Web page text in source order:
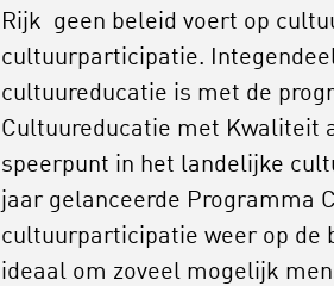
Rijk geen beleid voert op
cultuurparticipatie.
cultuureducatie is met de
Cultuureducatie met Kwaliteit
speerpunt in het landelijke
jaar gelanceerde Programma
cultuurparticipatie weer op de
ideaal om zoveel mogelijk